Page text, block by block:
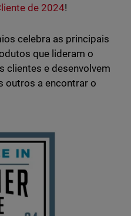
de 2024!
celebra as principais
que lideram o
clientes e desenvolvem
outros a encontrar o